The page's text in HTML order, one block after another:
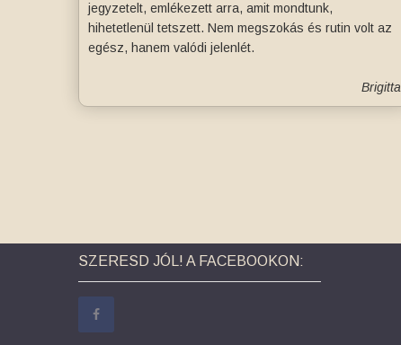
jegyzetelt, emlékezett arra, amit mondtunk,
hihetetlenül tetszett. Nem megszokás és rutin volt az
egész, hanem valódi jelenlét.
Brigitta
SZERESD JÓL! A FACEBOOKON: